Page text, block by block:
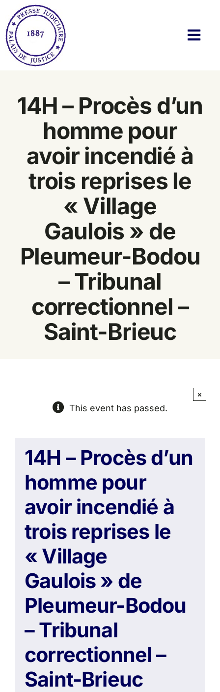
Passer
au
contenu
Actualités
Membres
Bibliothèque
Twitter & Blog
14H – Procès d’un
homme pour
avoir incendié à
trois reprises le
« Village
Gaulois » de
Pleumeur-Bodou
– Tribunal
correctionnel –
Saint-Brieuc
This event has passed.
×
14H – Procès d’un
homme pour
avoir incendié à
trois reprises le
« Village
Gaulois » de
Pleumeur-Bodou
– Tribunal
correctionnel –
Saint-Brieuc